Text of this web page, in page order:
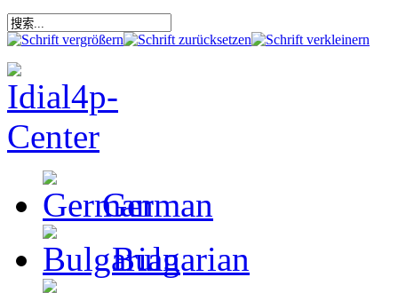
German
Bulgarian